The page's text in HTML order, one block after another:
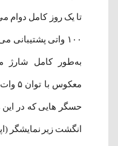
تا یک روز کامل دوام
۱۰۰ واتی
به‌طور کامل شارژ
حسگر هایی که در این
انگشت زیر نمایشگر